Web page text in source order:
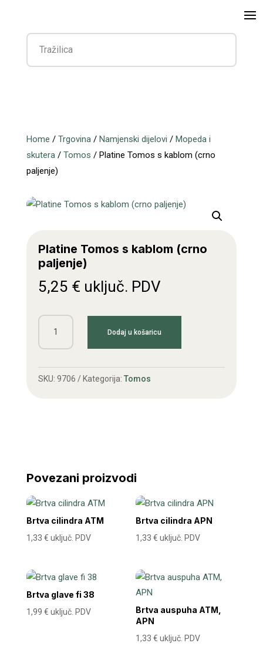
Home / Trgovina/ Namjenski dijelovi / Mopeda i
skutera/ Tomos / Platine Tomos s kablom (crno
paljenje)
Platine Tomos s kablom (crno
paljenje)
5,25 € uključ. PDV
Platine
Tomos
kablom
(crno
Dodaj u košaricu
SKU: 9706 Kategorija: Tomos
Povezani proizvodi
Brtva cilindra ATM
1,33 € uključ. PDV
Brtva cilindra APN
1,33€ uključ. PDV
Brtva glave fi 38
1,99 € uključ. PDV
Brtva auspuha ATM,
APN
1,33€ uključ. PDV